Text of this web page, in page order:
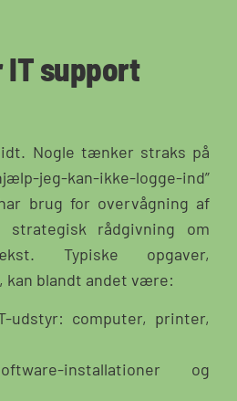
support
Nogle tænker straks på
jeg-kan-ikke-logge-ind”
brug for overvågning af
rådgivning om
Typiske opgaver,
blandt andet være:
udstyr: computer, printer,
installationer og